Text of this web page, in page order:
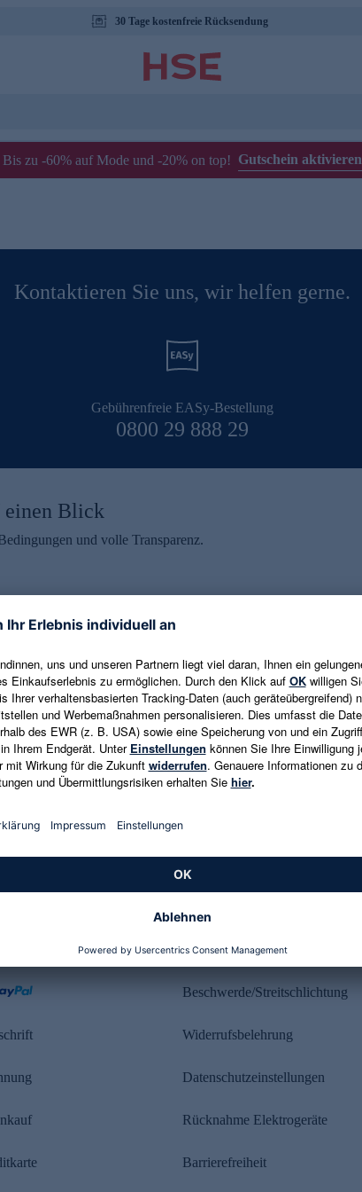
30 Tage kostenfreie Rücksendung
Bis zu -60% auf Mode und -20% on top! Gutschein aktivieren
Kontaktieren Sie uns, wir helfen gerne.
Gebührenfreie EASy-Bestellung
0800 29 888 29
einen Blick
und volle Transparenz.
und aktuelle Trends,
Als Dankeschön
Abmeldung ist jederzeit in
E-Mail-Adresse eingeben
Es gelten die Datenschutzrichtlinien
Rechtliches
Beschwerde/Streitschlichtung
Widerrufsbelehrung
Datenschutzeinstellungen
Rücknahme Elektrogeräte
Barrierefreiheit